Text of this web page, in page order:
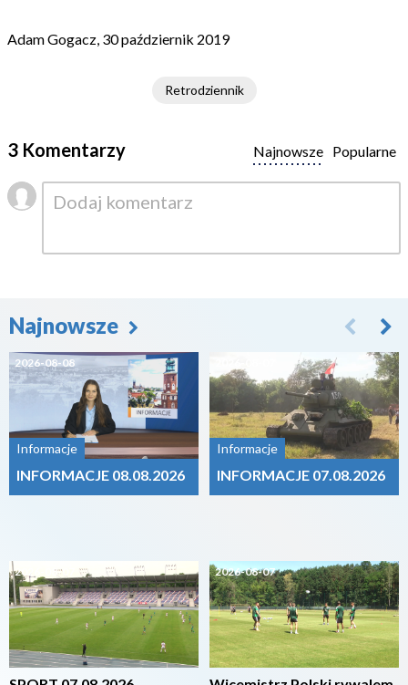
Adam Gogacz, 30 październik 2019
Retrodziennik
3 Komentarzy Popularne
Najnowsze
Najnowsze
2026-08-08
Informacje
INFORMACJE 08.08.2026
2026-08-07
Informacje
INFORMACJE 07.08.2026
2026-08-07